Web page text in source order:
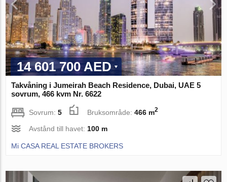
14 601 700 AED
Takvåning i Jumeirah Beach Residence, Dubai, UAE 5
sovrum, 466 kvm Nr. 6622
Sovrum:5 Bruksområde:466 m2
Avstånd till havet: 100 m
Mi CASA REAL ESTATE BROKERS